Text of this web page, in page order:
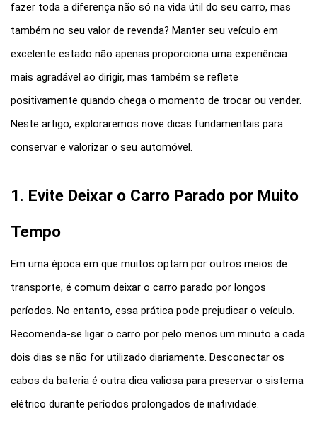
fazer toda a diferença não só na vida útil do seu carro, mas
também no seu valor de revenda? Manter seu veículo em
excelente estado não apenas proporciona uma experiência
mais agradável ao dirigir, mas também se reflete
positivamente quando chega o momento de trocar ou vender.
Neste artigo, exploraremos nove dicas fundamentais para
conservar e valorizar o seu automóvel.
1. Evite Deixar o Carro Parado por Muito
Tempo
Em uma época em que muitos optam por outros meios de
transporte, é comum deixar o carro parado por longos
períodos. No entanto, essa prática pode prejudicar o veículo.
Recomenda-se ligar o carro por pelo menos um minuto a cada
dois dias se não for utilizado diariamente. Desconectar os
cabos da bateria é outra dica valiosa para preservar o sistema
elétrico durante períodos prolongados de inatividade.